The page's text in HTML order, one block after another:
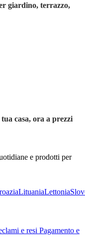
giardino, terrazzo,
casa, ora a prezzi
e prodotti per
LituaniaLettonia
e resi Pagamento e